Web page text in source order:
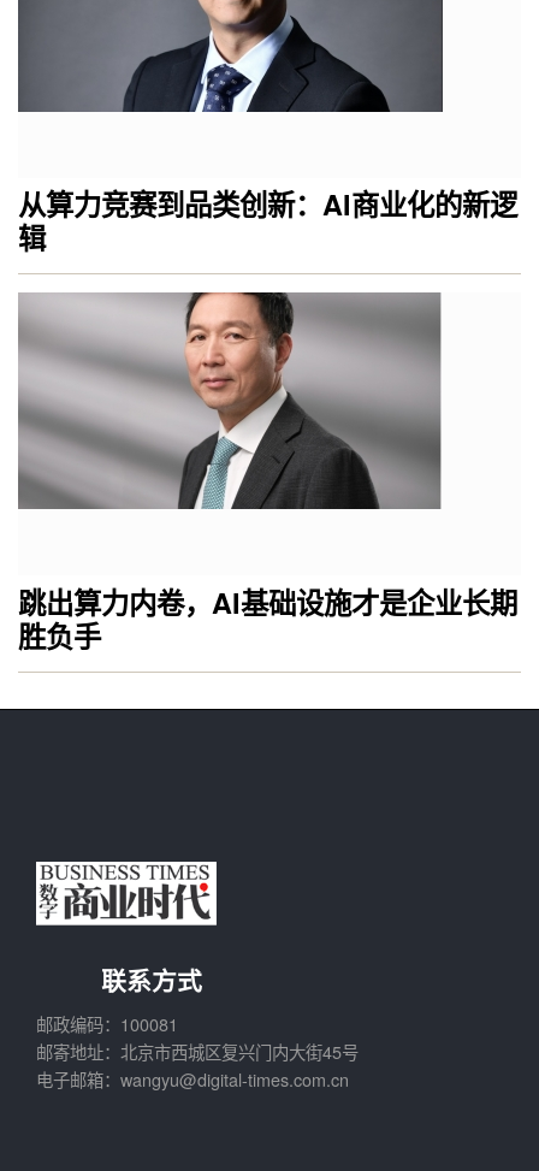
从算力竞赛到品类创新：AI商业化的新逻
辑
跳出算力内卷，AI基础设施才是企业长期
胜负手
联系方式
邮政编码：100081
邮寄地址：北京市西城区复兴门内大街45号
电子邮箱：wangyu@digital-times.com.cn